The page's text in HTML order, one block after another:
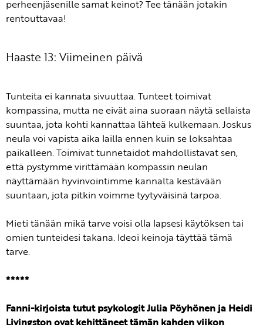
perheenjäsenille samat keinot? Tee tänään jotakin
rentouttavaa!
Haaste 13: Viimeinen päivä
Tunteita ei kannata sivuuttaa. Tunteet toimivat
kompassina, mutta ne eivät aina suoraan näytä sellaista
suuntaa, jota kohti kannattaa lähteä kulkemaan. Joskus
neula voi vapista aika lailla ennen kuin se loksahtaa
paikalleen. Toimivat tunnetaidot mahdollistavat sen,
että pystymme virittämään kompassin neulan
näyttämään hyvinvointimme kannalta kestävään
suuntaan, jota pitkin voimme tyytyväisinä tarpoa.
Mieti tänään mikä tarve voisi olla lapsesi käytöksen tai
omien tunteidesi takana. Ideoi keinoja täyttää tämä
tarve.
*****
Fanni-kirjoista tutut psykologit Julia Pöyhönen ja Heidi
Livingston ovat kehittäneet tämän kahden viikon